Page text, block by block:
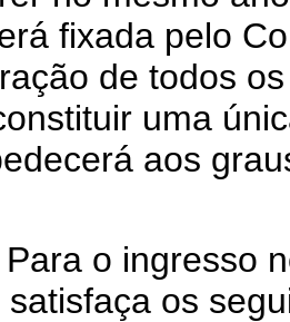
fixada pelo
de todos
uma
aos
o ingresso
os